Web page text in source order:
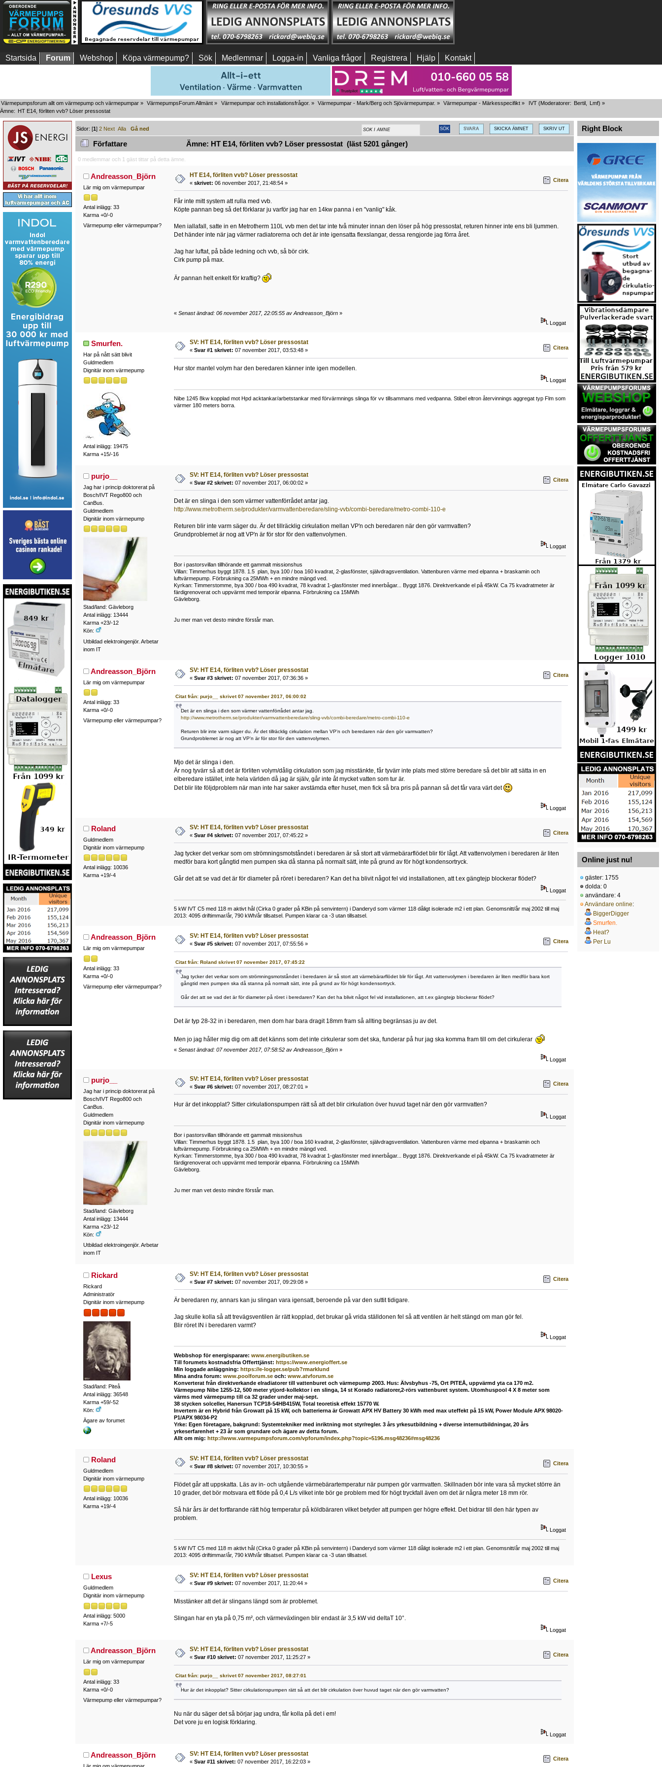
Startsida Forum Webshop Köpa värmepump? Sök Medlemmar Logga-in Vanliga frågor Registrera Hjälp Kontakt
Värmepumpsforum allt om värmepump och värmepumpar » VärmepumpsForum Allmänt » Värmepumpar och installationsfrågor. » Värmepumpar - Mark/Berg och Sjövärmepumpar. » Värmepumpar - Märkesspecifikt » IVT(Moderatorer: Bertil, Lmf) »
Ämne: HT E14, förliten vvb? Löser pressostat
SVARA SKICKA ÄMNET SKRIV UT
Sidor: [1]2 Next Alla Gå ned
Författare Ämne: HT E14, förliten vvb? Löser pressostat (läst 5201 gånger)
0 medlemmar och 1 gäst tittar på detta ämne.
Andreasson_Björn
Lär mig om värmepumpar
Antal inlägg: 33
Karma +0/-0
Värmepump eller värmepumpar?
HT E14, förliten vvb? Löser pressostat
« skrivet: 06 november 2017, 21:48:54 » Citera
Får inte mitt system att rulla med vvb.
Köpte pannan beg så det förklarar ju varför jag har en 14kw panna i en "vanlig" kåk.
Men iallafall, satte in en Metrotherm 110L vvb men det tar inte två minuter innan den löser på hög pressostat, returen hinner inte ens bli ljummen.
Det händer inte när jag värmer radiatorerna och det är inte igensatta flexslangar, dessa rengjorde jag förra året.
Jag har luftat, på både ledning och vvb, så bör cirk.
Cirk pump på max.
Är pannan helt enkelt för kraftig?
« Senast ändrad: 06 november 2017, 22:05:55 av Andreasson_Björn»
Loggat
Smurfen.
Har på nått sätt blivit
Guldmedlem
Dignitär inom värmepump
Antal inlägg: 19475
Karma +15/-16
SV: HT E14, förliten vvb? Löser pressostat
« Svar #1 skrivet: 07 november 2017, 03:53:48 » Citera
Hur stor mantel volym har den beredaren känner inte igen modellen.
Loggat
Nibe 1245 8kw kopplad mot Hpd acktankar/arbetstankar med förvärmnings slinga för vv tillsammans med vedpanna. Stibel eltron återvinnings aggregat typ Flm som
värmer 180 meters borra.
purjo__
Jag har i princip doktorerat på
Bosch/IVT Rego800 och
CanBus.
Guldmedlem
Dignitär inom värmepump
Stad/land: Gävleborg
Antal inlägg: 13444
Karma +23/-12
Kön:
Utbildad elektroingenjör. Arbetar
inom IT
SV: HT E14, förliten vvb? Löser pressostat
« Svar #2 skrivet: 07 november 2017, 06:00:02 » Citera
Det är en slinga i den som värmer vattenförrådet antar jag.
http://www.metrotherm.se/produkter/varmvattenberedare/sling-vvb/combi-beredare/metro-combi-110-e
Returen blir inte varm säger du. Är det tillräcklig cirkulation mellan VP'n och beredaren när den gör varmvatten?
Grundproblemet är nog att VP'n är för stor för den vattenvolymen.
Loggat
Bor i pastorsvillan tillhörande ett gammalt missionshus
Villan: Timmerhus byggt 1878. 1.5 plan, bya 100 / boa 160 kvadrat, 2-glasfönster, självdragsventilation. Vattenburen värme med elpanna + braskamin och
luftvärmepump. Förbrukning ca 25MWh + en mindre mängd ved.
Kyrkan: Timmerstomme, bya 300 / boa 490 kvadrat, 78 kvadrat 1-glasfönster med innerbågar... Byggt 1876. Direktverkande el på 45kW. Ca 75 kvadratmeter är
färdigrenoverat och uppvärmt med temporär elpanna. Förbrukning ca 15MWh
Gävleborg.
Ju mer man vet desto mindre förstår man.
Andreasson_Björn
Lär mig om värmepumpar
Antal inlägg: 33
Karma +0/-0
Värmepump eller värmepumpar?
SV: HT E14, förliten vvb? Löser pressostat
« Svar #3 skrivet: 07 november 2017, 07:36:36 » Citera
Citat från: purjo__ skrivet 07 november 2017, 06:00:02
Det är en slinga i den som värmer vattenförrådet antar jag.
http://www.metrotherm.se/produkter/varmvattenberedare/sling-vvb/combi-beredare/metro-combi-110-e
Returen blir inte varm säger du. Är det tillräcklig cirkulation mellan VP'n och beredaren när den gör varmvatten?
Grundproblemet är nog att VP'n är för stor för den vattenvolymen.
Mjo det är slinga i den.
Är nog tyvärr så att det är förliten volym/dålig cirkulation som jag misstänkte, får tyvärr inte plats med större beredare så det blir att sätta in en
elberedare istället, inte hela världen då jag är själv, går inte åt mycket vatten som tur är.
Det blir lite följdproblem när man inte har saker avstämda efter huset, men fick så bra pris på pannan så det får vara värt det
Loggat
Roland
Guldmedlem
Dignitär inom värmepump
Antal inlägg: 10036
Karma +19/-4
SV: HT E14, förliten vvb? Löser pressostat
« Svar #4 skrivet: 07 november 2017, 07:45:22 » Citera
Jag tycker det verkar som om strömningsmotståndet i beredaren är så stort att värmebärarflödet blir för lågt. Att vattenvolymen i beredaren är liten
medför bara kort gångtid men pumpen ska då stanna på normalt sätt, inte på grund av för högt kondensortryck.
Går det att se vad det är för diameter på röret i beredaren? Kan det ha blivit något fel vid installationen, att t.ex gängtejp blockerar flödet?
Loggat
5 kW IVT C5 med 118 m aktivt hål (Cirka 0 grader på KBin på senvintern) i Danderyd som värmer 118 dåligt isolerade m2 i ett plan. Genomsnitt/år maj 2002 till maj
2013: 4095 driftimmar/år, 790 kWh/år tillsatsel. Pumpen klarar ca -3 utan tillsatsel.
Andreasson_Björn
Lär mig om värmepumpar
Antal inlägg: 33
Karma +0/-0
Värmepump eller värmepumpar?
SV: HT E14, förliten vvb? Löser pressostat
« Svar #5 skrivet: 07 november 2017, 07:55:56 » Citera
Citat från: Roland skrivet 07 november 2017, 07:45:22
Jag tycker det verkar som om strömningsmotståndet i beredaren är så stort att värmebärarflödet blir för lågt. Att vattenvolymen i beredaren är liten medför bara kort
gångtid men pumpen ska då stanna på normalt sätt, inte på grund av för högt kondensortryck.
Går det att se vad det är för diameter på röret i beredaren? Kan det ha blivit något fel vid installationen, att t.ex gängtejp blockerar flödet?
Det är typ 28-32 in i beredaren, men dom har bara dragit 18mm fram så allting begränsas ju av det.
Men jo jag håller mig dig om att det känns som det inte cirkulerar som det ska, funderar på hur jag ska komma fram till om det cirkulerar
« Senast ändrad: 07 november 2017, 07:58:52 av Andreasson_Björn»
Loggat
purjo__
Jag har i princip doktorerat på
Bosch/IVT Rego800 och
CanBus.
Guldmedlem
Dignitär inom värmepump
Stad/land: Gävleborg
Antal inlägg: 13444
Karma +23/-12
Kön:
Utbildad elektroingenjör. Arbetar
inom IT
SV: HT E14, förliten vvb? Löser pressostat
« Svar #6 skrivet: 07 november 2017, 08:27:01 » Citera
Hur är det inkopplat? Sitter cirkulationspumpen rätt så att det blir cirkulation över huvud taget när den gör varmvatten?
Loggat
Bor i pastorsvillan tillhörande ett gammalt missionshus
Villan: Timmerhus byggt 1878. 1.5 plan, bya 100 / boa 160 kvadrat, 2-glasfönster, självdragsventilation. Vattenburen värme med elpanna + braskamin och
luftvärmepump. Förbrukning ca 25MWh + en mindre mängd ved.
Kyrkan: Timmerstomme, bya 300 / boa 490 kvadrat, 78 kvadrat 1-glasfönster med innerbågar... Byggt 1876. Direktverkande el på 45kW. Ca 75 kvadratmeter är
färdigrenoverat och uppvärmt med temporär elpanna. Förbrukning ca 15MWh
Gävleborg.
Ju mer man vet desto mindre förstår man.
Rickard
Rickard
Administratör
Dignitär inom värmepump
Stad/land: Piteå
Antal inlägg: 36548
Karma +59/-52
Kön:
Ägare av forumet
SV: HT E14, förliten vvb? Löser pressostat
« Svar #7 skrivet: 07 november 2017, 09:29:08 » Citera
Är beredaren ny, annars kan ju slingan vara igensatt, beroende på var den suttit tidigare.
Jag skulle kolla så att trevägsventilen är rätt kopplad, det brukar gå vrida ställdonen fel så att ventilen är helt stängd om man gör fel.
Blir röret IN i beredaren varmt?
Loggat
Webbshop för energisparare: www.energibutiken.se
Till forumets kostnadsfria Offerttjänst: https://www.energioffert.se
Min loggade anläggning: https://e-logger.se/pub?rmarklund
Mina andra forum: www.poolforum.seoch: www.atvforum.se
Konverterat från direktverkande elradiatorer till vattenburet och värmepump 2003. Hus: Älvsbyhus -75, Ort PITEÅ, uppvärmd yta ca 170 m2.
Värmepump Nibe 1255-12, 500 meter ytjord-kollektor i en slinga, 14 st Korado radiatorer,2-rörs vattenburet system. Utomhuspool 4 X 8 meter som
värms med värmepump till ca 32 grader under maj-sept.
38 stycken solceller, Hanersun TCP18-54HB415W, Total teoretisk effekt 15770 W.
Invertern är en Hybrid från Growatt på 15 kW, och batterierna är Growatt APX HV Battery 30 kWh med max uteffekt på 15 kW, Power Module APX 98020-
P1/APX 98034-P2
Yrke: Egen företagare, bakgrund: Systemtekniker med inriktning mot styr/regler. 3 års yrkesutbildning + diverse internutbildningar, 20 års
yrkeserfarenhet + 23 år som grundare och ägare av detta forum.
Allt om mig: http://www.varmepumpsforum.com/vpforum/index.php?topic=5196.msg48236#msg48236
Roland
Guldmedlem
Dignitär inom värmepump
Antal inlägg: 10036
Karma +19/-4
SV: HT E14, förliten vvb? Löser pressostat
« Svar #8 skrivet: 07 november 2017, 10:30:55 » Citera
Flödet går att uppskatta. Läs av in- och utgående värmebärartemperatur när pumpen gör varmvatten. Skillnaden bör inte vara så mycket större än
10 grader, det bör motsvara ett flöde på 0,4 L/s vilket inte bör ge problem med för högt tryckfall även om det är några meter 18 mm rör.
Så här års är det fortfarande rätt hög temperatur på köldbäraren vilket betyder att pumpen ger högre effekt. Det bidrar till den här typen av
problem.
Loggat
5 kW IVT C5 med 118 m aktivt hål (Cirka 0 grader på KBin på senvintern) i Danderyd som värmer 118 dåligt isolerade m2 i ett plan. Genomsnitt/år maj 2002 till maj
2013: 4095 driftimmar/år, 790 kWh/år tillsatsel. Pumpen klarar ca -3 utan tillsatsel.
Lexus
Guldmedlem
Dignitär inom värmepump
Antal inlägg: 5000
Karma +7/-5
SV: HT E14, förliten vvb? Löser pressostat
« Svar #9 skrivet: 07 november 2017, 11:20:44 » Citera
Misstänker att det är slingans längd som är problemet.
Slingan har en yta på 0,75 m², och värmeväxlingen blir endast är 3,5 kW vid deltaT 10°.
Loggat
Andreasson_Björn
Lär mig om värmepumpar
Antal inlägg: 33
Karma +0/-0
Värmepump eller värmepumpar?
SV: HT E14, förliten vvb? Löser pressostat
« Svar #10 skrivet: 07 november 2017, 11:25:27 » Citera
Citat från: purjo__ skrivet 07 november 2017, 08:27:01
Hur är det inkopplat? Sitter cirkulationspumpen rätt så att det blir cirkulation över huvud taget när den gör varmvatten?
Nu när du säger det så börjar jag undra, får kolla på det i em!
Det vore ju en logisk förklaring.
Loggat
Andreasson_Björn
Lär mig om värmepumpar
SV: HT E14, förliten vvb? Löser pressostat
« Svar #11 skrivet: 07 november 2017, 16:22:03 » Citera
Right Block
Online just nu!
gäster: 1755
dolda: 0
användare: 4
Användare online:
BiggerDigger
Smurfen.
Heat?
Per Lu